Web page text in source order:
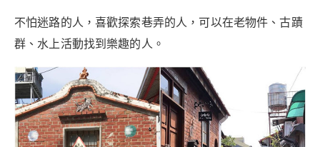
不怕迷路的人，喜歡探索巷弄的人，可以在老物件、古蹟
群、水上活動找到樂趣的人。